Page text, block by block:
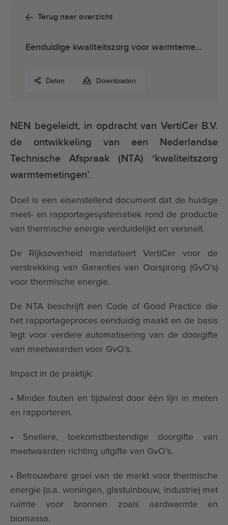
Terug naar overzicht
Eenduidige kwaliteitszorg voor warmtemetingen
Delen Downloaden
NEN begeleidt, in opdracht van VertiCer B.V.
de ontwikkeling van een Nederlandse
Technische Afspraak (NTA) ‘kwaliteitszorg
warmtemetingen’.
Doel is een eisenstellend document dat de huidige
meet- en rapportagesystematiek rond de productie
van thermische energie verduidelijkt en versnelt.
De Rijksoverheid mandateert VertiCer voor de
verstrekking van Garanties van Oorsprong (GvO’s)
voor thermische energie.
De NTA beschrijft een Code of Good Practice die
het rapportageproces eenduidig maakt en de basis
legt voor verdere automatisering van de doorgifte
van meetwaarden voor GvO’s.
Impact in de praktijk:
• Minder fouten en tijdwinst door één lijn in meten
en rapporteren.
• Snellere, toekomstbestendige doorgifte van
meetwaarden richting uitgifte van GvO’s.
• Betrouwbare groei van de markt voor thermische
energie (o.a. woningen, glastuinbouw, industrie) met
ruimte voor bronnen zoals aardwarmte en
biomassa.